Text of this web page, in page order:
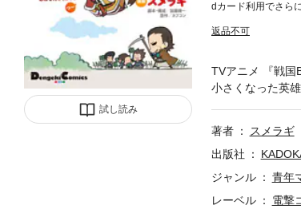
試し読み
dカード利用でさら
返品不可
TVアニメ 『戦国
小さくなった英
著者 スメラギ
出版社
ジャンル
青年
レーベル
電撃